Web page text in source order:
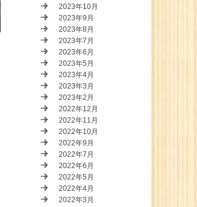
2023年10月
2023年9月
2023年8月
2023年7月
2023年6月
2023年5月
2023年4月
2023年3月
2023年2月
2022年12月
2022年11月
2022年10月
2022年9月
2022年7月
2022年6月
2022年5月
2022年4月
2022年3月